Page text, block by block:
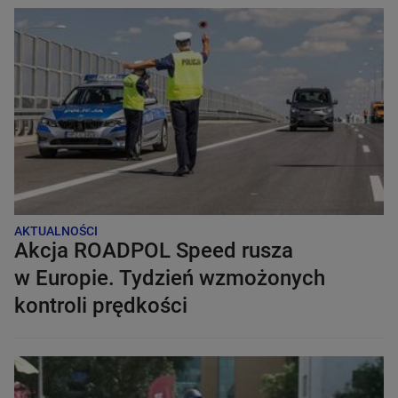
AKTUALNOŚCI
Akcja ROADPOL Speed rusza
w Europie. Tydzień wzmożonych
kontroli prędkości